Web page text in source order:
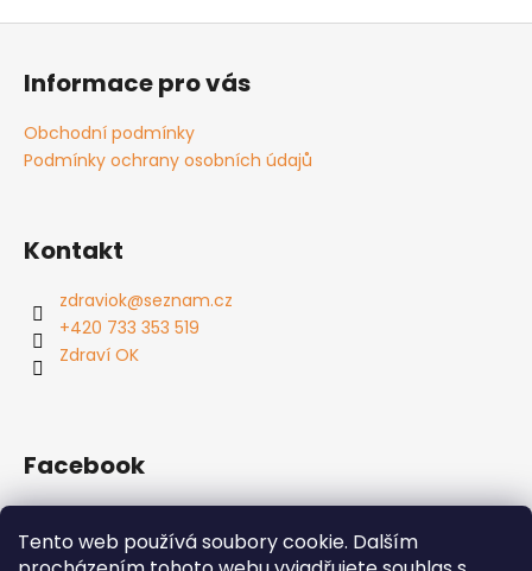
Tento web používá soubory cookie. Dalším
Informace pro vás
Obchodní podmínky
Podmínky ochrany osobních údajů
Kontakt
zdraviok@seznam.cz
+420 733 353 519
Zdraví OK
Facebook